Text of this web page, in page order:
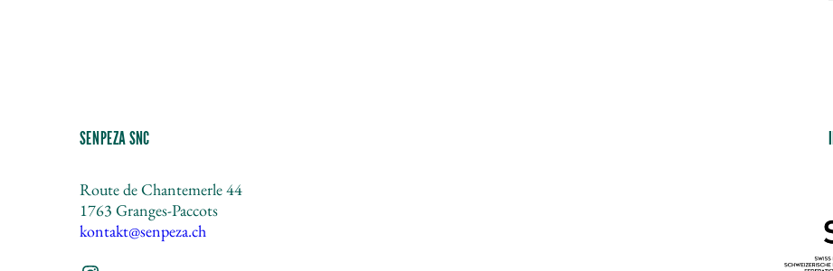
SENPEZA SNC
Route de Chantemerle 44
1763 Granges-Paccots
kontakt@senpeza.ch